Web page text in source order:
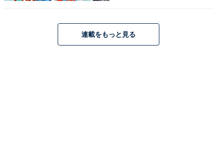
連載をもっと見る